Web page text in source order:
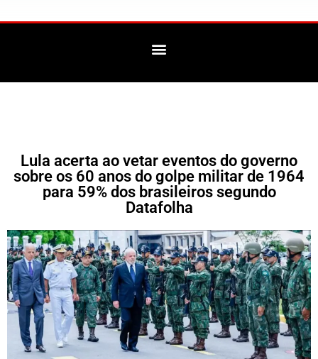
Lula acerta ao vetar eventos do governo
sobre os 60 anos do golpe militar de 1964
para 59% dos brasileiros segundo
Datafolha